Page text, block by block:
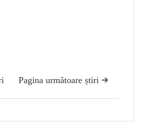

Pagina următoare știri